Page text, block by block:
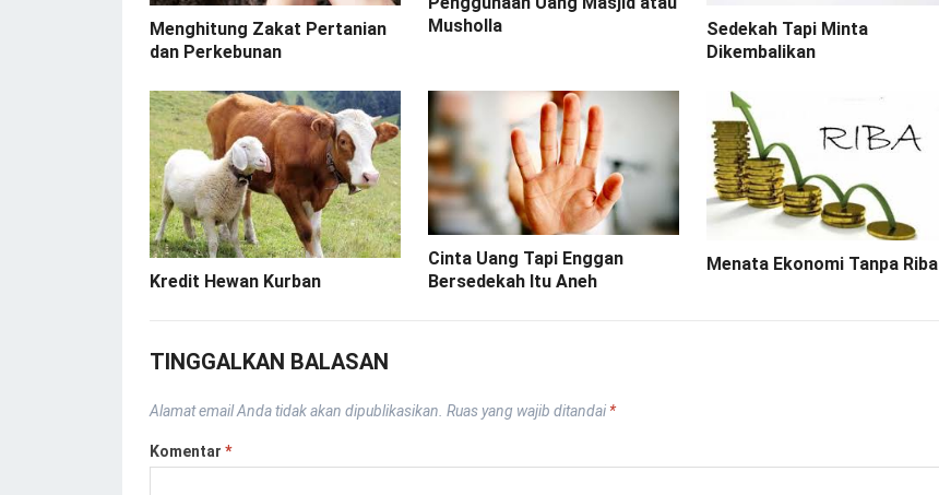
Menghitung Zakat Pertanian
dan Perkebunan
Musholla
Sedekah Tapi Minta
Dikembalikan
Kredit Hewan Kurban
Cinta Uang Tapi Enggan
Bersedekah Itu Aneh
Menata Ekonomi Tanpa Riba
TINGGALKAN BALASAN
Alamat email Anda tidak akan dipublikasikan. Ruas yang wajib ditandai *
Komentar *